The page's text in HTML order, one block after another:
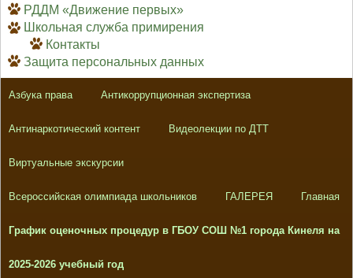
РДДМ «Движение первых»
Школьная служба примирения
Контакты
Защита персональных данных
Азбука права Антикоррупционная экспертиза
Антинаркотический контент Видеолекции по ДТТ
Виртуальные экскурсии
Всероссийская олимпиада школьников ГАЛЕРЕЯ Главная
График оценочных процедур в ГБОУ СОШ №1 города Кинеля на
2025-2026 учебный год